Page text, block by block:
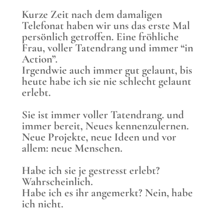
Kurze Zeit nach dem damaligen
Telefonat haben wir uns das erste Mal
persönlich getroffen. Eine fröhliche
Frau, voller Tatendrang und immer “in
Action”.
Irgendwie auch immer gut gelaunt, bis
heute habe ich sie nie schlecht gelaunt
erlebt.
Sie ist immer voller Tatendrang. und
immer bereit, Neues kennenzulernen.
Neue Projekte, neue Ideen und vor
allem: neue Menschen.
Habe ich sie je gestresst erlebt?
Wahrscheinlich.
Habe ich es ihr angemerkt? Nein, habe
ich nicht.